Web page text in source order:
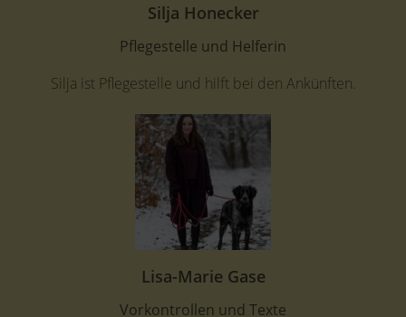
Silja Honecker
Pflegestelle und Helferin
Silja ist Pflegestelle und hilft bei den Ankünften.
Lisa-Marie Gase
Vorkontrollen und Texte